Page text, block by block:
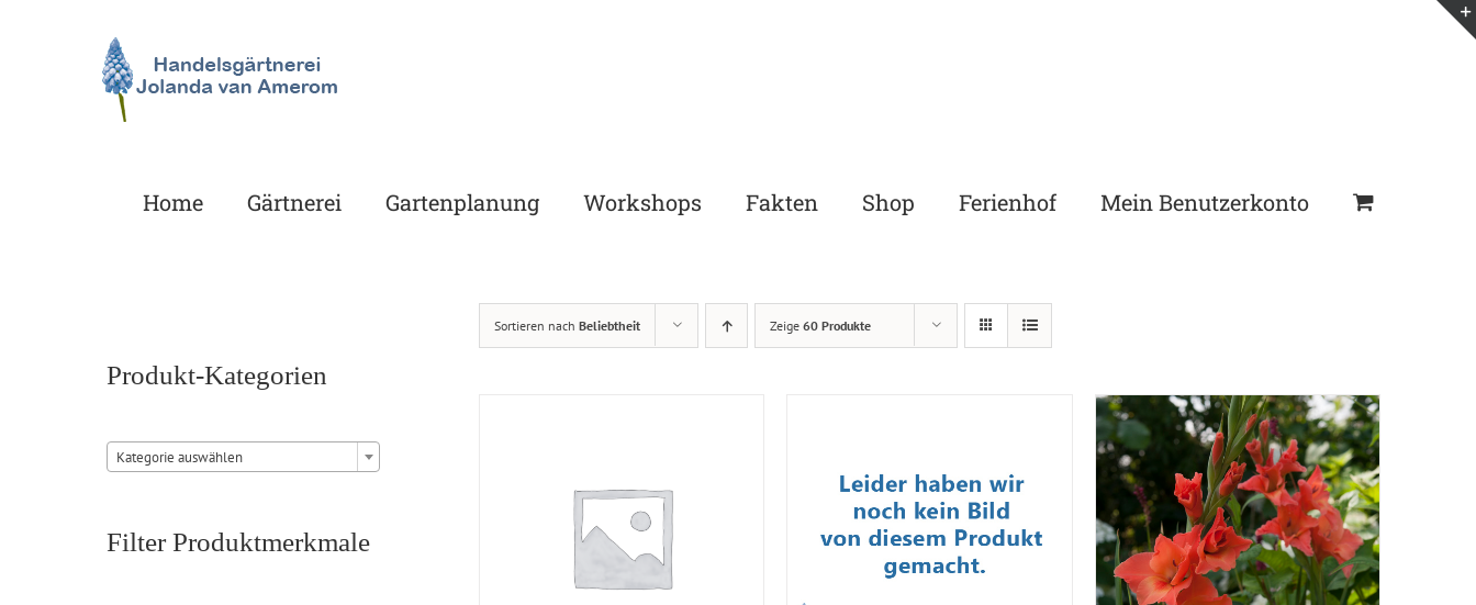
Home Gärtnerei Gartenplanung Workshops Fakten Shop Ferienhof Mein Benutzerkonto
Sortieren nachBeliebtheit Zeige60 Produkte
Produkt-Kategorien
Kategorie auswählen
Filter Produktmerkmale